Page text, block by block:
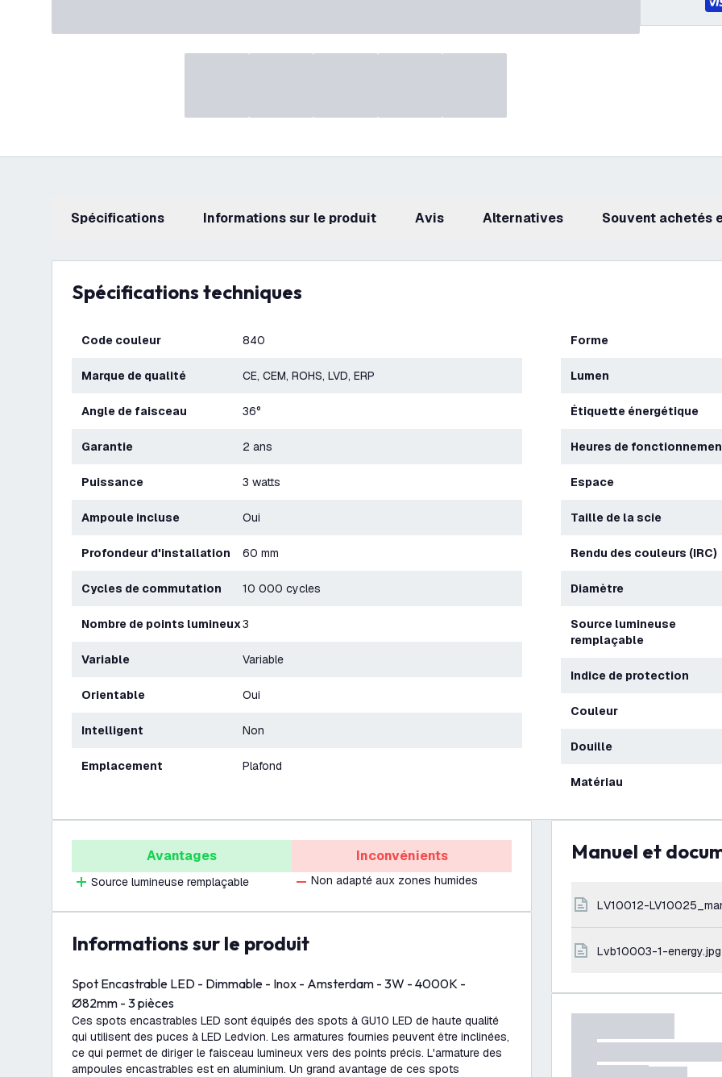
Spécifications Informations sur le produit avis Alternatives Souvent achetés
Spécifications techniques
Code couleur 840
Marque de qualité CE, CEM, ROHS, LVD, ERP
Angle de faisceau 36°
Garantie 2 ans
Puissance 3 watts
Ampoule incluse Oui
Profondeur d'installation 60 mm
Cycles de commutation 10 000 cycles
Nombre de points lumineux3
Variable Variable
Orientable Oui
Intelligent Non
Emplacement Plafond
Forme
Lumen
Étiquette énergétique
heures de
Espace
Taille de la scie
Rendu des couleurs (IRC)
Diamètre
Source lumineuse
remplaçable
Indice de protection
Couleur
Douille
Matériau
Avantages
Source lumineuse remplaçable
Inconvénients
Non adapté aux zones humides
Informations sur le produit
Spot Encastrable LED - Dimmable - Inox - Amsterdam - 3W - 4000K -
Ø82mm - 3 pièces
Ces spots encastrables LED sont équipés des spots à GU10 LED de haute qualité
qui utilisent des puces à LED Ledvion. Les armatures fournies peuvent être inclinées,
ce qui permet de diriger le faisceau lumineux vers des points précis. L'armature des
ampoules encastrables est en aluminium. Un grand avantage de ces spots
Manuel et
LV10012-
lvb10003-1-energy.jpg